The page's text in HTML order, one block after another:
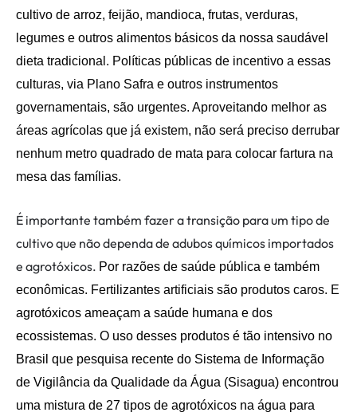
cultivo de arroz, feijão, mandioca, frutas, verduras,
legumes e outros alimentos básicos da nossa saudável
dieta tradicional . Políticas públicas de incentivo a essas
culturas, via Plano Safra e outros instrumentos
governamentais, são urgentes. Aproveitando melhor as
áreas agrícolas que já existem, não será preciso derrubar
nenhum metro quadrado de mata para colocar fartura na
mesa das famílias.
É importante também fazer a transição para um tipo de
cultivo que não dependa de adubos químicos importados
e agrotóxicos. Por razões de saúde pública e também
econômicas. Fertilizantes artificiais são produtos caros. E
agrotóxicos ameaçam a saúde humana e dos
ecossistemas. O uso desses produtos é tão intensivo no
Brasil que pesquisa recente do Sistema de Informação
de Vigilância da Qualidade da Água (Sisagua) encontrou
uma mistura de 27 tipos de agrotóxicos na água para